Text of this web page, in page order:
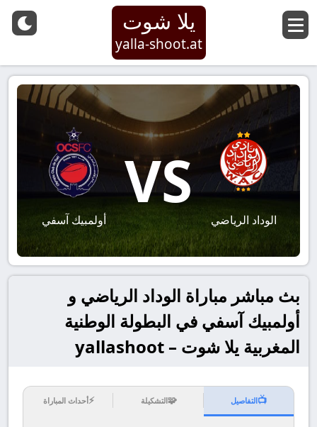
يلا شوت
yalla-shoot.at
الوداد الرياضي
VS
أولمبيك آسفي
بث مباشر مباراة الوداد الرياضي و
أولمبيك آسفي في البطولة الوطنية
المغربية يلا شوت – yallashoot
📺التفاصيل 🧩التشكيلة ⚡أحداث المباراة